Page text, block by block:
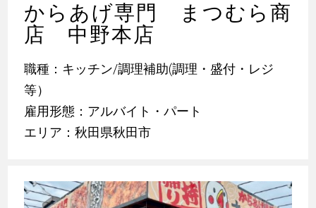
からあげ専門 まつむら商
店 中野本店
職種：キッチン/調理補助(調理・盛付・レジ
等）
雇用形態：アルバイト・パート
エリア：秋田県秋田市